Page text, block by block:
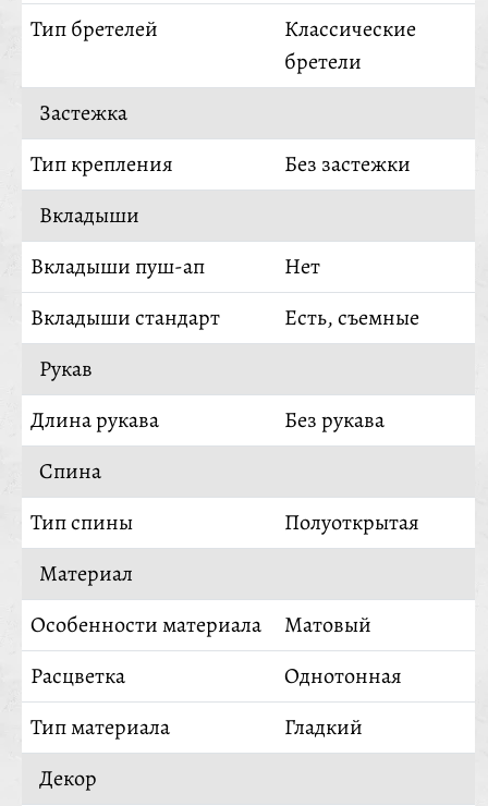
Тип бретелей
Классические
бретели
Застежка
Тип крепления
Без застежки
Вкладыши
Вкладыши пуш-ап
Нет
Вкладыши стандарт
Есть, съемные
Рукав
Длина рукава
Без рукава
Спина
Тип спины
Полуоткрытая
Материал
Особенности материала
Матовый
Расцветка
Однотонная
Тип материала
Гладкий
Декор